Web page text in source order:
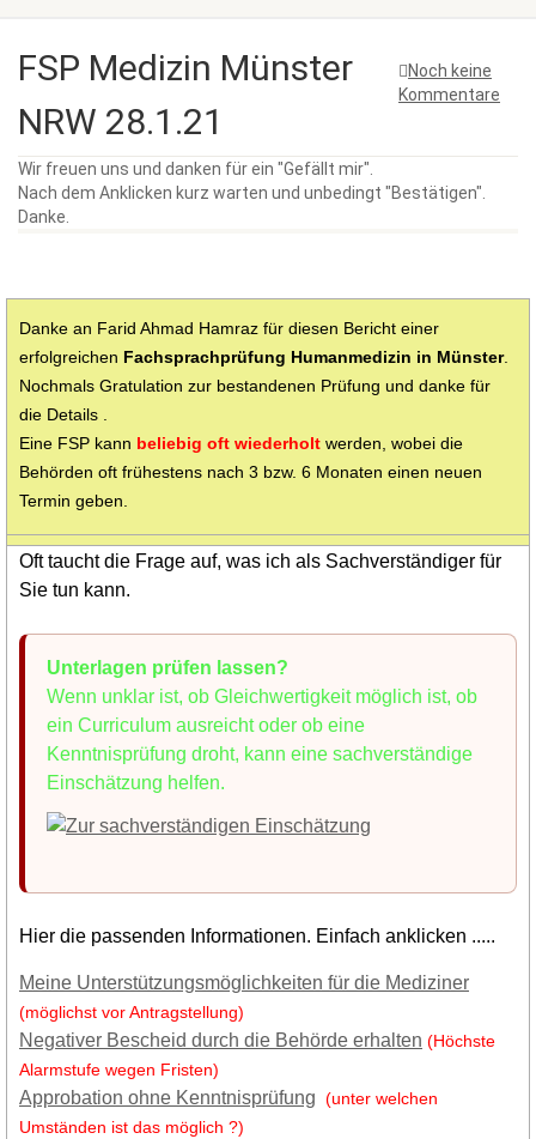
Noch keine
Kommentare
FSP Medizin Münster
NRW 28.1.21
Wir freuen uns und danken für ein "Gefällt mir".
Nach dem Anklicken kurz warten und unbedingt "Bestätigen".
Danke.
Danke an Farid Ahmad Hamraz für diesen Bericht einer
erfolgreichen Fachsprachprüfung Humanmedizin in Münster.
Nochmals Gratulation zur bestandenen Prüfung und danke für
die Details .
Eine FSP kann beliebig oft wiederholt werden, wobei die
Behörden oft frühestens nach 3 bzw. 6 Monaten einen neuen
Termin geben.
Oft taucht die Frage auf, was ich als Sachverständiger für
Sie tun kann.
Unterlagen prüfen lassen?
Wenn unklar ist, ob Gleichwertigkeit möglich ist, ob
ein Curriculum ausreicht oder ob eine
Kenntnisprüfung droht, kann eine sachverständige
Einschätzung helfen.
Hier die passenden Informationen. Einfach anklicken .....
Meine Unterstützungsmöglichkeiten für die Mediziner
(möglichst vor Antragstellung)
Negativer Bescheid durch die Behörde erhalten (Höchste
Alarmstufe wegen Fristen)
Approbation ohne Kenntnisprüfung (unter welchen
Umständen ist das möglich ?)